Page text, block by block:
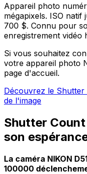
Appareil photo
mégapixels. ISO
700 $. Connu pour
enregistrement vidéo
Si vous souhaitez
votre appareil photo
page d'accueil.
Découvrez le Shutter
de l'image
Shutter
son
La caméra NIKON
100000